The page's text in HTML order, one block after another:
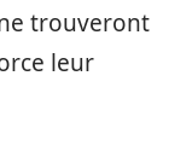
ne trouveront
leur